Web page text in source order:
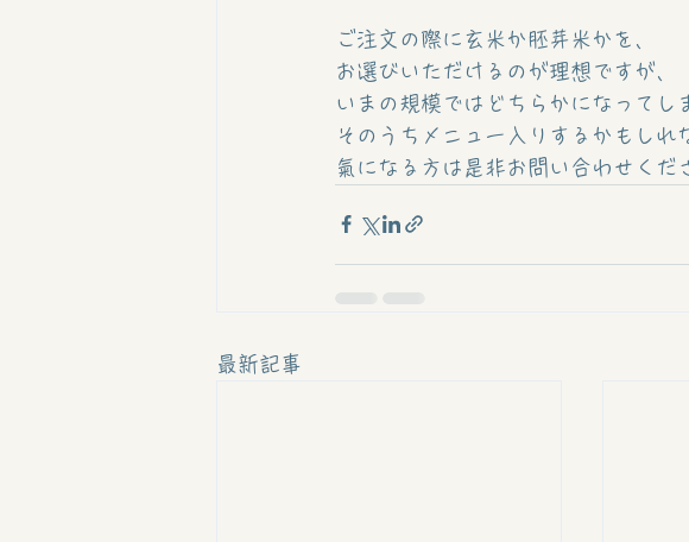
ご注文の際に玄米か胚芽米かを、
お選びいただけるのが理想ですが、
いまの規模ではどちらかになってし
そのうちメニュー入りするかもしれ
氣になる方は是非お問い合わせくだ
最新記事